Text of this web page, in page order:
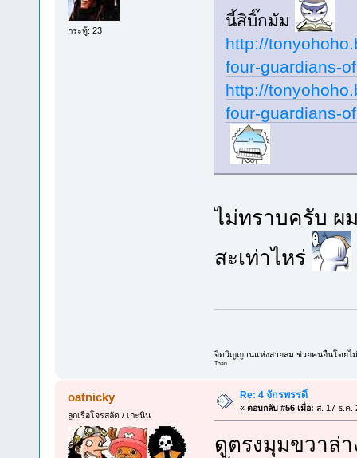
กระทู้: 23
นี้สิบิ๊กมัม
http://
four-guardians-
http://
four-guardians-
ไม่ทราบครับ ผ
สะเท่าไหร่
จิตวิญญานแห่งสายลม ช่วยคนอื่นโดยไ
Than
oatnicky
ลูกเรือโจรสลัด / เกะนิน
Re: 4 จักรพรรดิ์
« ตอบกลับ #56 เมื่อ: ส. 17 ธ.ค.
ดูตรงมุมขวาล่า